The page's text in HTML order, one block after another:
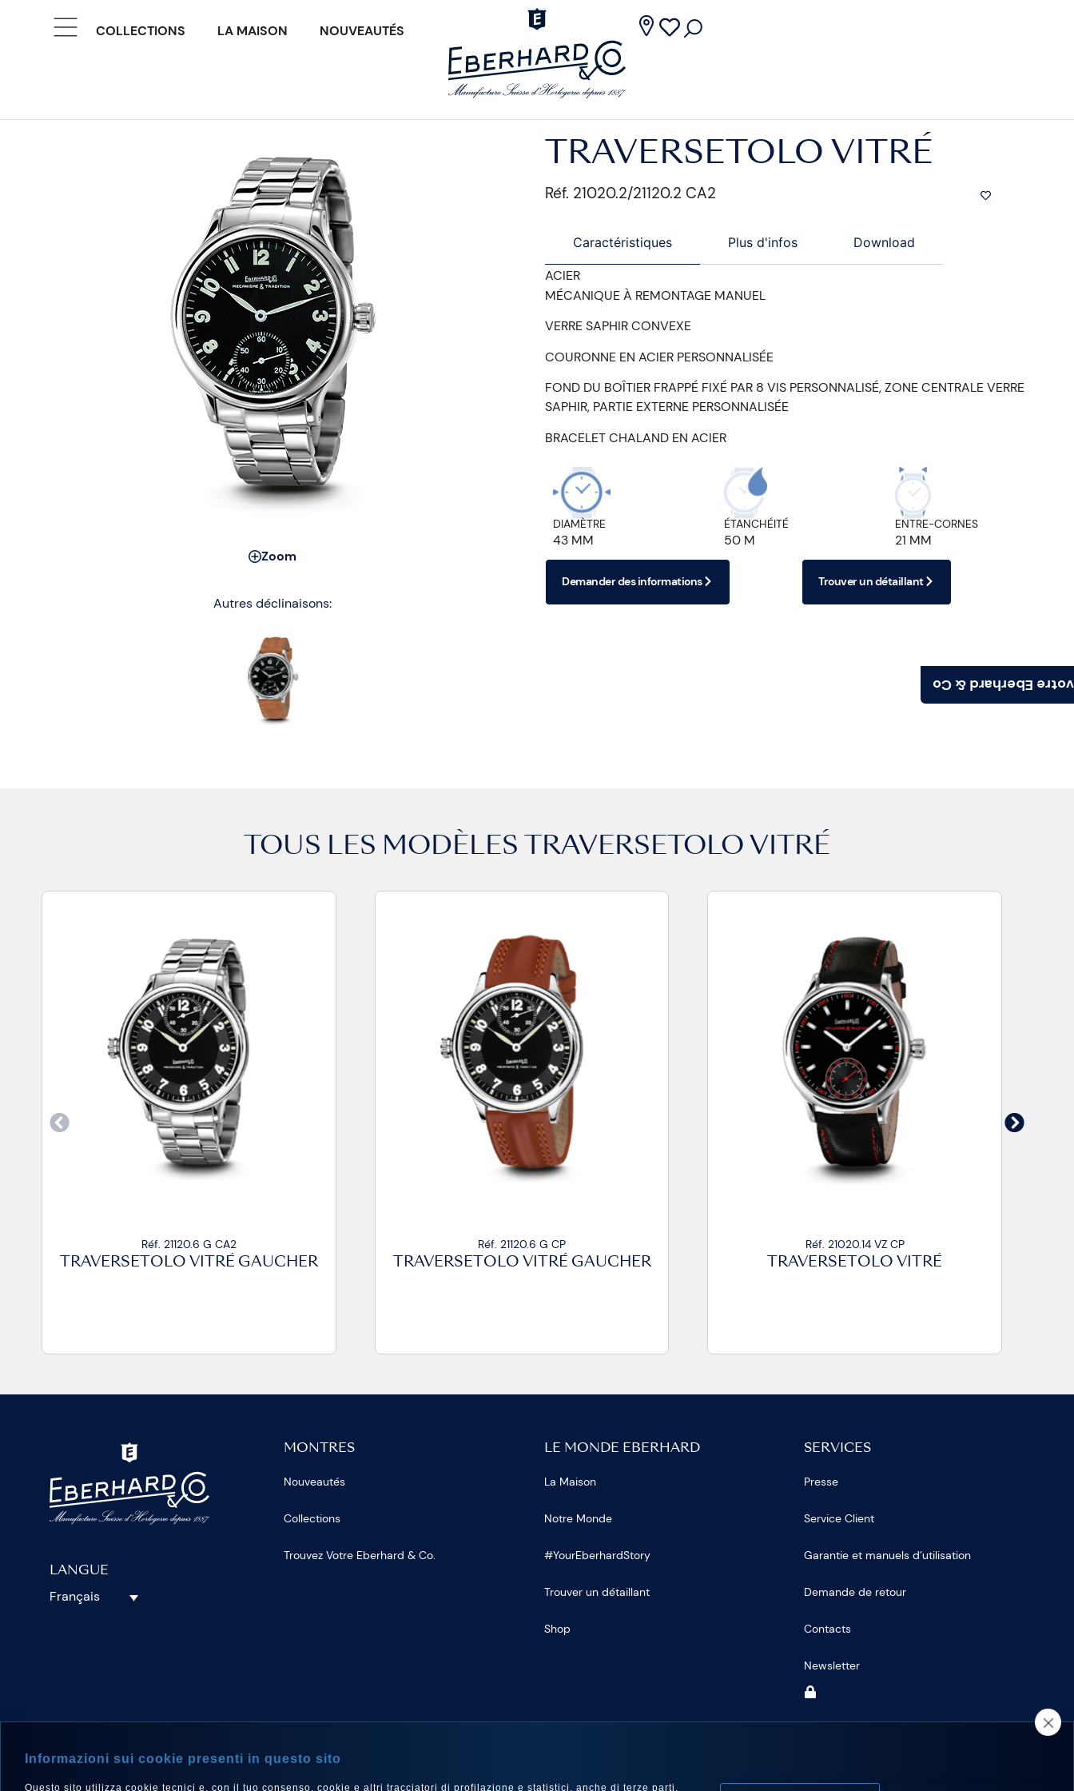
COLLECTIONS LA MAISON NOUVEAUTÉS
Trouvez votre
Zoom
Autres déclinaisons:
TRAVERSETOLO VITRÉ
Réf. 21020.2/21120.2 CA2
Caractéristiques Plus d'infos Download
ACIER
MÉCANIQUE À REMONTAGE MANUEL
VERRE SAPHIR CONVEXE
COURONNE EN ACIER PERSONNALISÉE
FOND DU BOÎTIER FRAPPÉ FIXÉ PAR 8 VIS PERSONNALISÉ, ZONE CENTRALE VERRE
SAPHIR, PARTIE EXTERNE PERSONNALISÉE
BRACELET CHALAND EN ACIER
DIAMÈTRE
43 MM
ÉTANCHÉITÉ
50 M
ENTRE-CORNES
21 MM
Demander des informations Trouver un détaillant
TOUS LES MODÈLES TRAVERSETOLO VITRÉ
Réf. 21120.6 G CP
TRAVERSETOLO VITRÉ GAUCHER
Réf. 21020.14 VZ CP
TRAVERSETOLO VITRÉ
Réf. 21020.14 VZ CA2
TRAVERSETOLO VITRÉ
LANGUE
Français
MONTRES
Nouveautés
Collections
Trouvez Votre Eberhard & Co.
LE MONDE EBERHARD
La Maison
Notre Monde
#YourEberhardStory
Trouver un détaillant
Shop
SERVICES
Presse
Service Client
Garantie et manuels d’utilisation
Demande de retour
Contacts
Newsletter
Informazioni sui cookie presenti in questo sito
Questo sito utilizza cookie tecnici e, con il tuo consenso, cookie e altri tracciatori di profilazione e statistici, anche di terze parti,